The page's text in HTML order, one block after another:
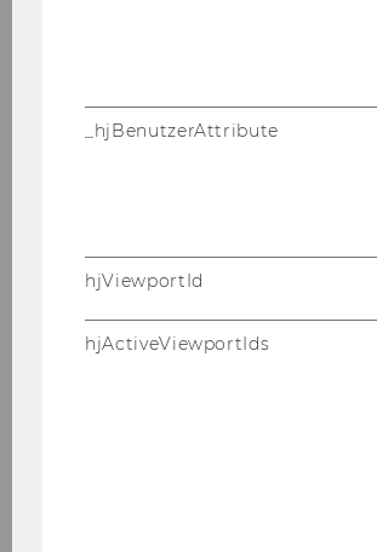
Das sagen un­se­re
_hjBenutzerAttribute
hjViewportId
hjActiveViewportIds